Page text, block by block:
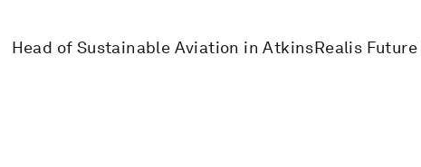
Head of Sustainable Aviation in AtkinsRealis